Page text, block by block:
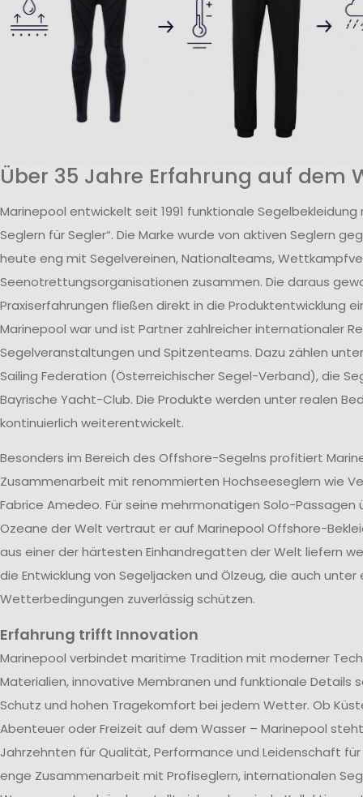
Über 35 Jahre Erfahrung auf dem
Marinepool entwickelt seit 1991 funktionale Segelbekleidung
Seglern für Segler“. Die Marke wurde von aktiven Seglern
heute eng mit Segelvereinen, Nationalteams,
Seenotrettungsorganisationen zusammen. Die daraus
Praxiserfahrungen fließen direkt in die Produktentwicklung
Marinepool war und ist Partner zahlreicher internationaler
Segelveranstaltungen und Spitzenteams. Dazu zählen
Sailing Federation (Österreichischer Segel-Verband), die
Bayrische Yacht-Club. Die Produkte werden unter realen
kontinuierlich weiterentwickelt.
Besonders im Bereich des Offshore-Segelns profitiert
Zusammenarbeit mit renommierten Hochseeseglern wie
Fabrice Amedeo. Für seine mehrmonatigen Solo-
Ozeane der Welt vertraut er auf Marinepool Offshore-
aus einer der härtesten Einhandregatten der Welt liefern
die Entwicklung von Segeljacken und Ölzeug, die auch
Wetterbedingungen zuverlässig schützen.
Erfahrung trifft Innovation
Marinepool verbindet maritime Tradition mit moderner
Materialien, innovative Membranen und funktionale Details
Schutz und hohen Tragekomfort bei jedem Wetter. Ob
Abenteuer oder Freizeit auf dem Wasser – Marinepool
Jahrzehnten für Qualität, Performance und Leidenschaft
enge Zusammenarbeit mit Profiseglern, internationalen